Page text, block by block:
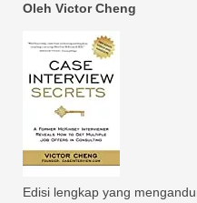
Oleh Victor Cheng
Edisi lengkap yang